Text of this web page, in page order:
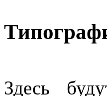
Здесь